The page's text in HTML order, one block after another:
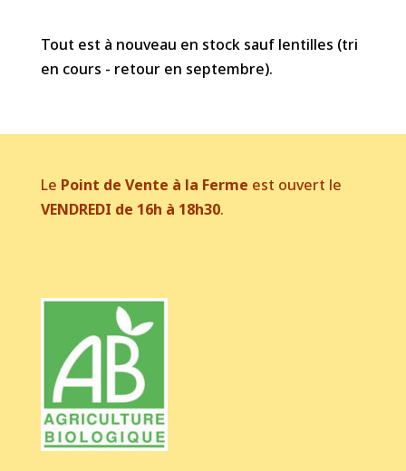
Tout est à nouveau en stock sauf lentilles (tri
en cours - retour en septembre).
Le Point de Vente à la Ferme est ouvert le
VENDREDI de 16h à 18h30.